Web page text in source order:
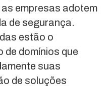
empresas adotem
de segurança.
estão o
de domínios que
suas
de soluções